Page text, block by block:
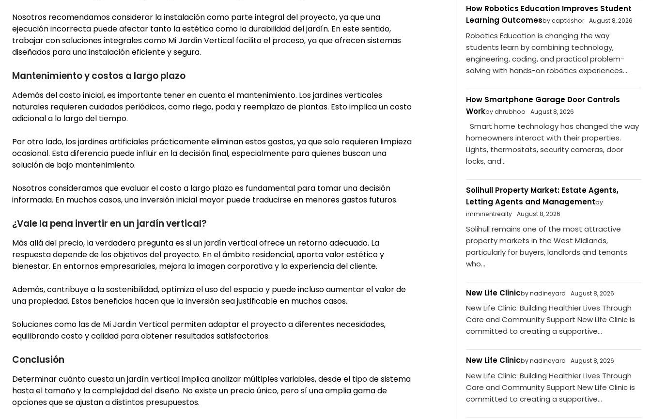
Nosotros recomendamos considerar la instalación como parte integral del proyecto, ya que una
ejecución incorrecta puede afectar tanto la estética como la durabilidad del jardín. En este sentido,
trabajar con soluciones integrales como Mi Jardin Vertical facilita el proceso, ya que ofrecen sistemas
diseñados para una instalación eficiente y segura.
Mantenimiento y costos a largo plazo
Además del costo inicial, es importante tener en cuenta el mantenimiento. Los jardines verticales
naturales requieren cuidados periódicos, como riego, poda y reemplazo de plantas. Esto implica un costo
adicional a lo largo del tiempo.
Por otro lado, los jardines artificiales prácticamente eliminan estos gastos, ya que solo requieren limpieza
ocasional. Esta diferencia puede influir en la decisión final, especialmente para quienes buscan una
solución de bajo mantenimiento.
Nosotros consideramos que evaluar el costo a largo plazo es fundamental para tomar una decisión
informada. En muchos casos, una inversión inicial mayor puede traducirse en menores gastos futuros.
¿Vale la pena invertir en un jardín vertical?
Más allá del precio, la verdadera pregunta es si un jardín vertical ofrece un retorno adecuado. La
respuesta depende de los objetivos del proyecto. En el ámbito residencial, aporta valor estético y
bienestar. En entornos empresariales, mejora la imagen corporativa y la experiencia del cliente.
Además, contribuye a la sostenibilidad, optimiza el uso del espacio y puede incluso aumentar el valor de
una propiedad. Estos beneficios hacen que la inversión sea justificable en muchos casos.
Soluciones como las de Mi Jardin Vertical permiten adaptar el proyecto a diferentes necesidades,
equilibrando costo y calidad para obtener resultados satisfactorios.
Conclusión
Determinar cuánto cuesta un jardín vertical implica analizar múltiples variables, desde el tipo de sistema
hasta el tamaño y la complejidad del diseño. No existe un precio único, pero sí una amplia gama de
opciones que se ajustan a distintos presupuestos.
How Robotics Education Improves Student
Learning Outcomesby captkishor August 8, 2026
Robotics Education is changing the way
students learn by combining technology,
engineering, coding, and practical problem-
solving with hands-on robotics experiences....
How Smartphone Garage Door Controls
Workby dhrubhoo August 8, 2026
Smart home technology has changed the way
homeowners interact with their properties.
Lights, thermostats, security cameras, door
locks, and...
Solihull Property Market: Estate Agents,
Letting Agents and Managementby
imminentrealty
August 8, 2026
Solihull remains one of the most attractive
property markets in the West Midlands,
particularly for buyers, landlords and tenants
who...
New Life Clinicby nadineyard August 8, 2026
New Life Clinic: Building Healthier Lives Through
Care and Community Support New Life Clinic is
committed to creating a supportive...
New Life Clinicby nadineyard August 8, 2026
New Life Clinic: Building Healthier Lives Through
Care and Community Support New Life Clinic is
committed to creating a supportive...